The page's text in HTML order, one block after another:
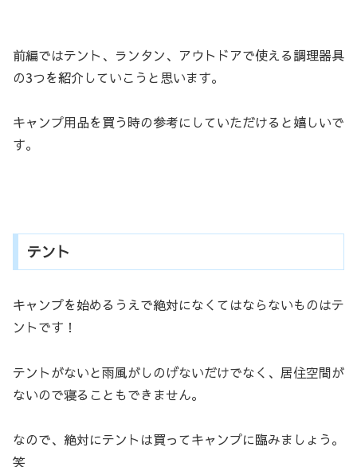
前編ではテント、ランタン、アウトドアで使える調理器具
の3つを紹介していこうと思います。
キャンプ用品を買う時の参考にしていただけると嬉しいで
す。
テント
キャンプを始めるうえで絶対になくてはならないものはテ
ントです！
テントがないと雨風がしのげないだけでなく、居住空間が
ないので寝ることもできません。
なので、絶対にテントは買ってキャンプに臨みましょう。
笑